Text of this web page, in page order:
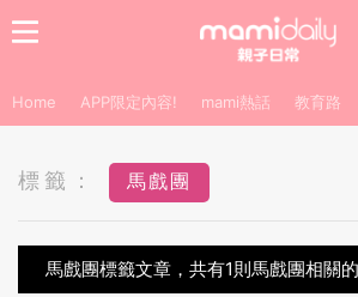
Home APP限定內容! mami熱話 教育路
標籤： 馬戲團
馬戲團標籤文章，共有1則馬戲團相關